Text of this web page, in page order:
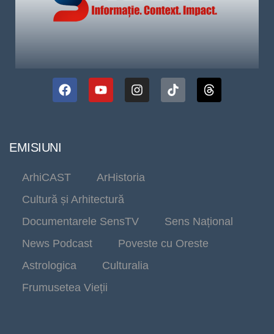
EMISIUNI
ArhiCAST
ArHistoria
Cultură și Arhitectură
Documentarele SensTV
Sens Național
News Podcast
Poveste cu Oreste
Astrologica
Culturalia
Frumusetea Vieții